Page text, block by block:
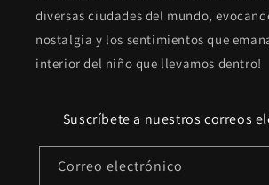
diversas ciudades del mundo,
nostalgia y los sentimientos que
interior del niño que llevamos dentro!
Suscríbete a nuestros correos
Correo electrónico